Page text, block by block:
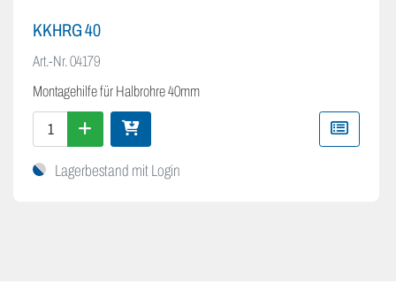
KKHRG 40
Art.-Nr.04179
Montagehilfe für Halbrohre 40mm
Lagerbestand mit Login